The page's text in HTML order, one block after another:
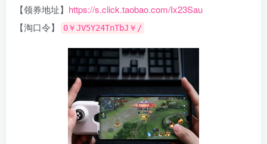
【领券地址】 https://s.click.taobao.com/Ix23Sau
【淘口令】
0￥JV5Y24TnTbJ￥/